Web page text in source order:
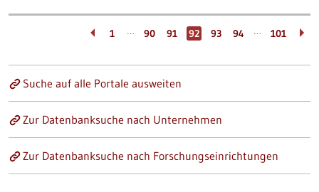
1 … 90 91 92 93 94 … 101
Suche auf alle Portale ausweiten
Zur Datenbanksuche nach Unternehmen
Zur Datenbanksuche nach Forschungseinrichtungen